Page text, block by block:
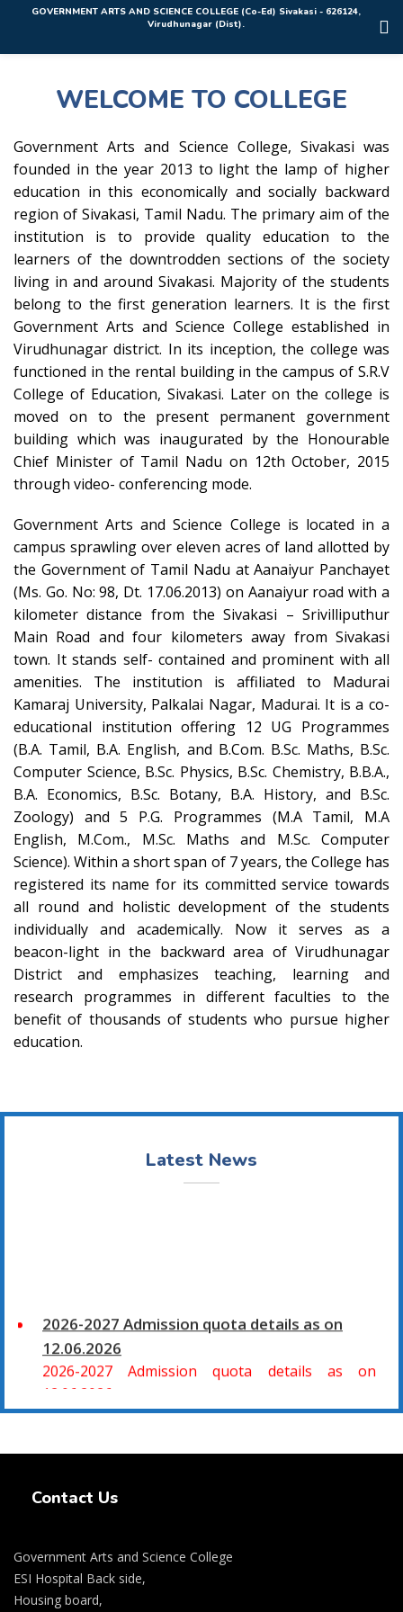
Rolex Replica Uhren Deutschland
GOVERNMENT ARTS AND SCIENCE COLLEGE (Co-Ed) Sivakasi - 626124,
Virudhunagar (Dist).
WELCOME TO COLLEGE
Government Arts and Science College, Sivakasi was
founded in the year 2013 to light the lamp of higher
education in this economically and socially backward
region of Sivakasi, Tamil Nadu. The primary aim of the
institution is to provide quality education to the
learners of the downtrodden sections of the society
living in and around Sivakasi. Majority of the students
belong to the first generation learners. It is the first
Government Arts and Science College established in
Virudhunagar district. In its inception, the college was
functioned in the rental building in the campus of S.R.V
College of Education, Sivakasi. Later on the college is
moved on to the present permanent government
building which was inaugurated by the Honourable
Chief Minister of Tamil Nadu on 12th October, 2015
through video- conferencing mode.
Government Arts and Science College is located in a
campus sprawling over eleven acres of land allotted by
the Government of Tamil Nadu at Aanaiyur Panchayet
(Ms. Go. No: 98, Dt. 17.06.2013) on Aanaiyur road with a
kilometer distance from the Sivakasi – Srivilliputhur
Main Road and four kilometers away from Sivakasi
town. It stands self- contained and prominent with all
amenities. The institution is affiliated to Madurai
Kamaraj University, Palkalai Nagar, Madurai. It is a co-
educational institution offering 12 UG Programmes
(B.A. Tamil, B.A. English, and B.Com. B.Sc. Maths, B.Sc.
Computer Science, B.Sc. Physics, B.Sc. Chemistry, B.B.A.,
B.A. Economics, B.Sc. Botany, B.A. History, and B.Sc.
Zoology) and 5 P.G. Programmes (M.A Tamil, M.A
English, M.Com., M.Sc. Maths and M.Sc. Computer
Science). Within a short span of 7 years, the College has
registered its name for its committed service towards
all round and holistic development of the students
individually and academically. Now it serves as a
beacon-light in the backward area of Virudhunagar
District and emphasizes teaching, learning and
research programmes in different faculties to the
benefit of thousands of students who pursue higher
education.
Latest News
2026-2027 Admission quota details as on
12.06.2026
2026-2027 Admission quota details as on
12.06.2026
சிவகாசி, அரசு கலை மற்றும் அறிவியல் கல்லூரியில்
விலங்கியல் ஆகிய அறிவியல் பாடப்பிரிவுகளுக்கும்,
09.06.2026 அன்று B.Com., வணிகவியல், B.B.A.,
வணிக நிர்வாகவியல், B.A., பொருளியல், B.A., வரலாறு
Contact Us
Government Arts and Science College
ESI Hospital Back side,
Housing board,